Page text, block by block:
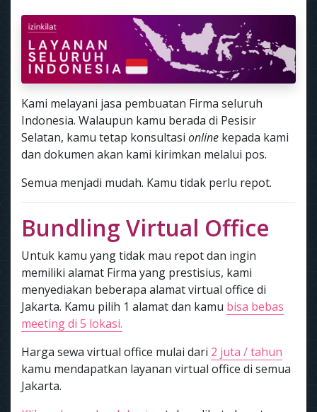
Kami melayani jasa pembuatan Firma seluruh
Indonesia. Walaupun kamu berada di Pesisir
Selatan, kamu tetap konsultasi online kepada kami
dan dokumen akan kami kirimkan melalui pos.
Semua menjadi mudah. Kamu tidak perlu repot.
Bundling Virtual Office
Untuk kamu yang tidak mau repot dan ingin
memiliki alamat Firma yang prestisius, kami
menyediakan beberapa alamat virtual office di
Jakarta. Kamu pilih 1 alamat dan kamu bisa bebas
meeting di 5 lokasi.
Harga sewa virtual office mulai dari 2 juta / tahun
kamu mendapatkan layanan virtual office di semua
Jakarta.